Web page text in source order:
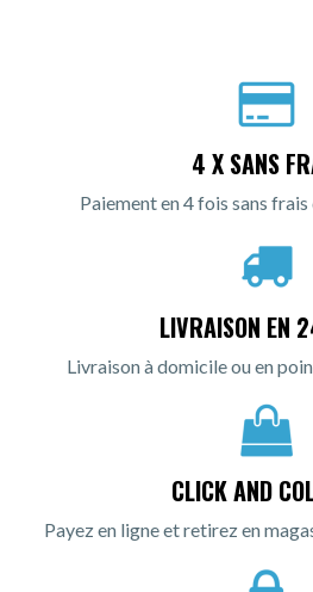
4 X SANS
Paiement en 4 fois sans
LIVRAISON EN
Livraison à domicile ou en
CLICK AND
Payez en ligne et retirez en